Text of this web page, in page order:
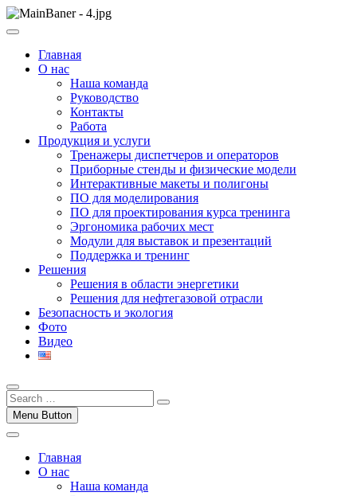
Skip
to
ООО НПП "АТП"
ООО НПП "АТП" – разработка тренажерных комплексов
Главная
О нас
Наша команда
Руководство
Контакты
Работа
Продукция и услуги
Тренажеры диспетчеров и операторов
Приборные стенды и физические модели
Интерактивные макеты и полигоны
ПО для моделирования
ПО для проектирования курса тренинга
Эргономика рабочих мест
Модули для выставок и презентаций
Поддержка и тренинг
Решения
Решения в области энергетики
Решения для нефтегазовой отрасли
Безопасность и экология
Фото
Видео
Menu Button
Главная
О нас
Наша команда